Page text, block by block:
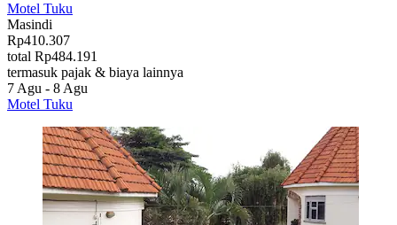
Motel Tuku
Masindi
Rp410.307
total Rp484.191
termasuk pajak & biaya lainnya
7 Agu - 8 Agu
Motel Tuku